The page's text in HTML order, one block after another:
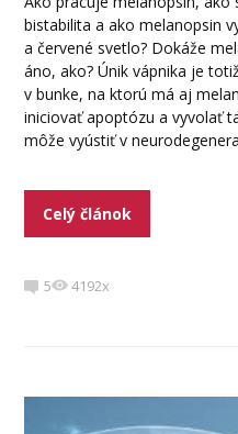
bistabilita a ako melanopsin
a červené svetlo? Dokáže
áno, ako? Únik vápnika je
v bunke, na ktorú má aj
iniciovať apoptózu a vyvolať
môže vyústiť v
Celý článok
5 4192x